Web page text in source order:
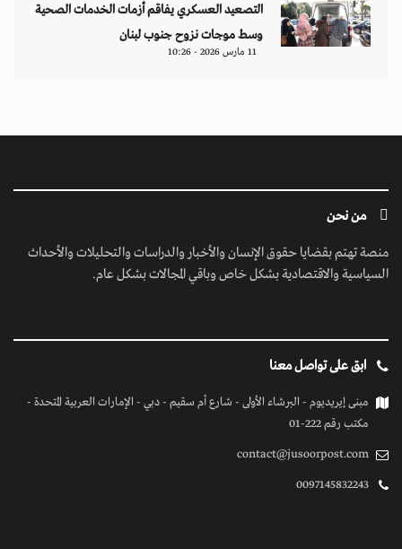
التصعيد العسكري يفاقم أزمات الخدمات الصحية
وسط موجات نزوح جنوب لبنان
11 مارس 2026 - 10:26
من نحن
منصة تهتم بقضايا حقوق الإنسان والأخبار والدراسات والتحليلات والأحداث
السياسية والاقتصادية بشكل خاص وباقي المجالات بشكل عام.
ابق على تواصل معنا
مبنى إيريديوم - البرشاء الأولى - شارع أم سقيم - دبي - الإمارات العربية المتحدة -
مكتب رقم 222-01
contact@jusoorpost.com
0097145832243